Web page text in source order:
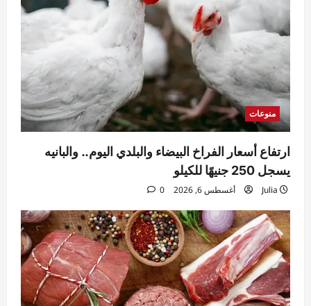
منوعات
ارتفاع أسعار الفراخ البيضاء والبلدي اليوم.. والبانيه
يسجل 250 جنيهًا للكيلو
Julia أغسطس 6, 2026 0